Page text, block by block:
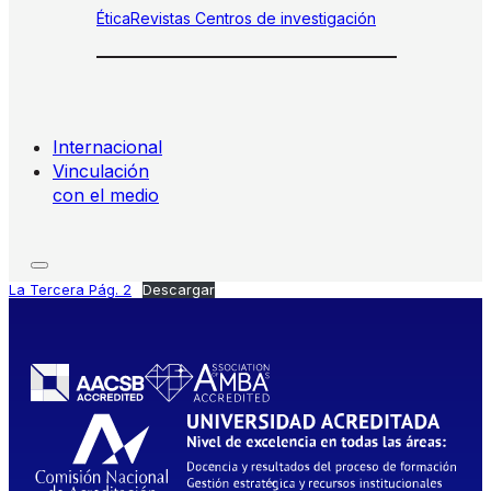
ÉticaRevistas Centros de investigación
Internacional
Vinculación
con el medio
La Tercera Pág. 2 Descargar